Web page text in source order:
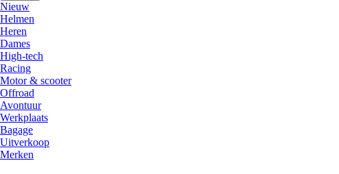
Nieuw
Helmen
Heren
Dames
High-tech
Racing
Motor & scooter
Offroad
Avontuur
Werkplaats
Bagage
Uitverkoop
Merken